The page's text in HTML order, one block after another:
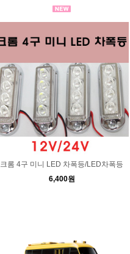
크롬 4구 미니 LED 차폭등/LED차폭등
6,400원